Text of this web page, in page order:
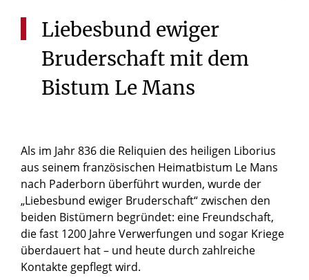
Liebesbund ewiger
Bruderschaft mit dem
Bistum Le Mans
Als im Jahr 836 die Reliquien des heiligen Liborius
aus seinem französischen Heimatbistum Le Mans
nach Paderborn überführt wurden, wurde der
„Liebesbund ewiger Bruderschaft“ zwischen den
beiden Bistümern begründet: eine Freundschaft,
die fast 1200 Jahre Verwerfungen und sogar Kriege
überdauert hat – und heute durch zahlreiche
Kontakte gepflegt wird.